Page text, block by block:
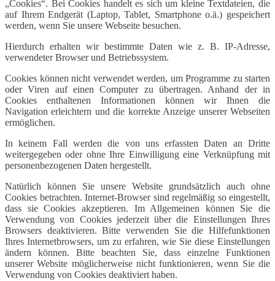
„Cookies“. Bei Cookies handelt es sich um kleine Textdateien, die
auf Ihrem Endgerät (Laptop, Tablet, Smartphone o.ä.) gespeichert
werden, wenn Sie unsere Webseite besuchen.
Hierdurch erhalten wir bestimmte Daten wie z. B. IP-Adresse,
verwendeter Browser und Betriebssystem.
Cookies können nicht verwendet werden, um Programme zu starten
oder Viren auf einen Computer zu übertragen. Anhand der in
Cookies enthaltenen Informationen können wir Ihnen die
Navigation erleichtern und die korrekte Anzeige unserer Webseiten
ermöglichen.
In keinem Fall werden die von uns erfassten Daten an Dritte
weitergegeben oder ohne Ihre Einwilligung eine Verknüpfung mit
personenbezogenen Daten hergestellt.
Natürlich können Sie unsere Website grundsätzlich auch ohne
Cookies betrachten. Internet-Browser sind regelmäßig so eingestellt,
dass sie Cookies akzeptieren. Im Allgemeinen können Sie die
Verwendung von Cookies jederzeit über die Einstellungen Ihres
Browsers deaktivieren. Bitte verwenden Sie die Hilfefunktionen
Ihres Internetbrowsers, um zu erfahren, wie Sie diese Einstellungen
ändern können. Bitte beachten Sie, dass einzelne Funktionen
unserer Website möglicherweise nicht funktionieren, wenn Sie die
Verwendung von Cookies deaktiviert haben.